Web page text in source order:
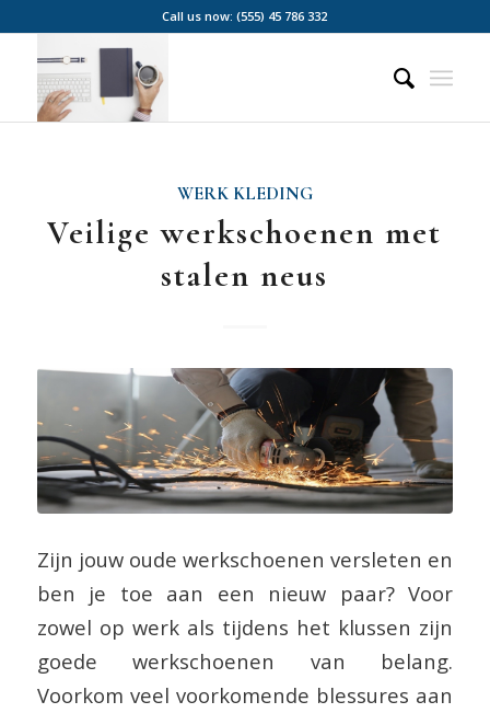
Call us now: (555) 45 786 332
WERK KLEDING
Veilige werkschoenen met
stalen neus
Zijn jouw oude werkschoenen versleten en
ben je toe aan een nieuw paar? Voor
zowel op werk als tijdens het klussen zijn
goede werkschoenen van belang.
Voorkom veel voorkomende blessures aan